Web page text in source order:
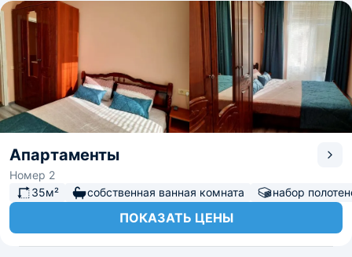
Апартаменты
Номер 2
35м²
собственная ванная комната набор
ПОКАЗАТЬ ЦЕНЫ